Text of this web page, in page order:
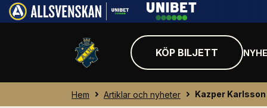
KÖP BILJETT
Hem Artiklar och nyheter Kazper